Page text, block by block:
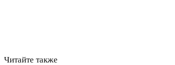
Читайте также